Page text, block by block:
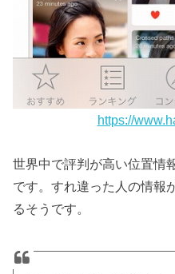
https://
世界中で評判が高い位置情
です。すれ違った人の情報
るそうです。